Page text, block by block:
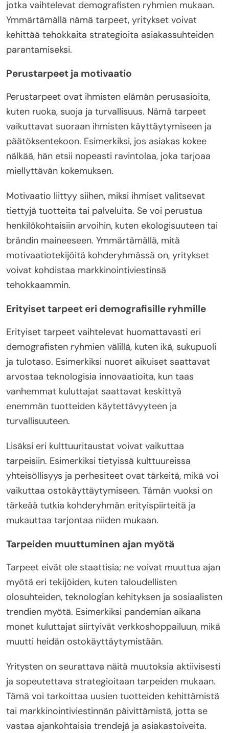
jotka vaihtelevat demografisten ryhmien mukaan.
Ymmärtämällä nämä tarpeet, yritykset voivat
kehittää tehokkaita strategioita asiakassuhteiden
parantamiseksi.
Perustarpeet ja motivaatio
Perustarpeet ovat ihmisten elämän perusasioita,
kuten ruoka, suoja ja turvallisuus. Nämä tarpeet
vaikuttavat suoraan ihmisten käyttäytymiseen ja
päätöksentekoon. Esimerkiksi, jos asiakas kokee
nälkää, hän etsii nopeasti ravintolaa, joka tarjoaa
miellyttävän kokemuksen.
Motivaatio liittyy siihen, miksi ihmiset valitsevat
tiettyjä tuotteita tai palveluita. Se voi perustua
henkilökohtaisiin arvoihin, kuten ekologisuuteen tai
brändin maineeseen. Ymmärtämällä, mitä
motivaatiotekijöitä kohderyhmässä on, yritykset
voivat kohdistaa markkinointiviestinsä
tehokkaammin.
Erityiset tarpeet eri demografisille ryhmille
Erityiset tarpeet vaihtelevat huomattavasti eri
demografisten ryhmien välillä, kuten ikä, sukupuoli
ja tulotaso. Esimerkiksi nuoret aikuiset saattavat
arvostaa teknologisia innovaatioita, kun taas
vanhemmat kuluttajat saattavat keskittyä
enemmän tuotteiden käytettävyyteen ja
turvallisuuteen.
Lisäksi eri kulttuuritaustat voivat vaikuttaa
tarpeisiin. Esimerkiksi tietyissä kulttuureissa
yhteisöllisyys ja perhesiteet ovat tärkeitä, mikä voi
vaikuttaa ostokäyttäytymiseen. Tämän vuoksi on
tärkeää tutkia kohderyhmän erityispiirteitä ja
mukauttaa tarjontaa niiden mukaan.
Tarpeiden muuttuminen ajan myötä
Tarpeet eivät ole staattisia; ne voivat muuttua ajan
myötä eri tekijöiden, kuten taloudellisten
olosuhteiden, teknologian kehityksen ja sosiaalisten
trendien myötä. Esimerkiksi pandemian aikana
monet kuluttajat siirtyivät verkkoshoppailuun, mikä
muutti heidän ostokäyttäytymistään.
Yritysten on seurattava näitä muutoksia aktiivisesti
ja sopeutettava strategioitaan tarpeiden mukaan.
Tämä voi tarkoittaa uusien tuotteiden kehittämistä
tai markkinointiviestinnän päivittämistä, jotta se
vastaa ajankohtaisia trendejä ja asiakastoiveita.